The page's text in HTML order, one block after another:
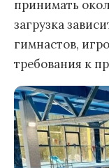
принимать
загрузка
гимнастов,
требования к